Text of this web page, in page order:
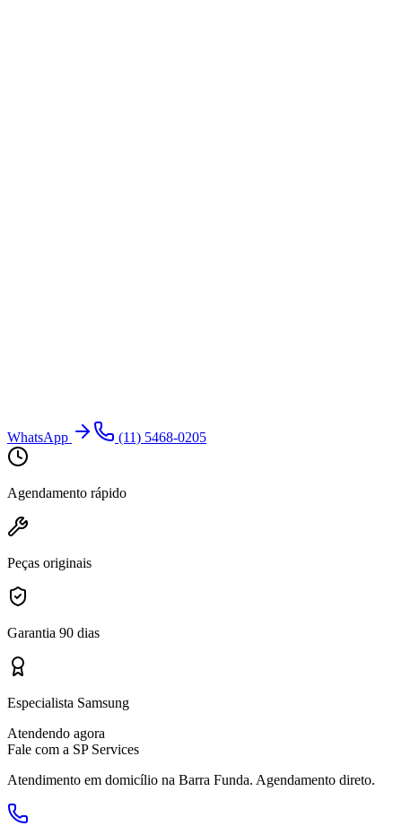
WhatsApp (11) 5468-0205
Agendamento rápido
Peças originais
Garantia 90 dias
Especialista Samsung
Atendendo agora
Fale com a SP Services
Atendimento em domicílio na Barra Funda. Agendamento direto.